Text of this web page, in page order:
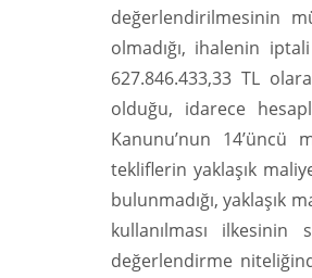
değerlendirilmesinin
olmadığı, ihalenin
627.846.433,33 TL
olduğu, idarece
Kanunu’nun 14’üncü
tekliflerin yaklaşık
bulunmadığı, yaklaşık
kullanılması
değerlendirme